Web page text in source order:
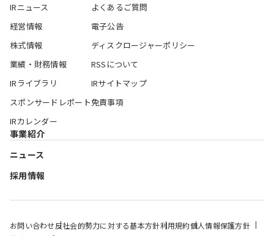
IRニュース
経営情報
株式情報
業績・財務情報
IRライブラリ
スポンサードレポート
IRカレンダー
よくあるご質問
電子公告
ディスクロージャーポリシー
RSSについて
IRサイトマップ
免責事項
事業紹介
ニュース
採用情報
お問い合わせ反社会的勢力に対する基本方針利用規約個人情報保護方針